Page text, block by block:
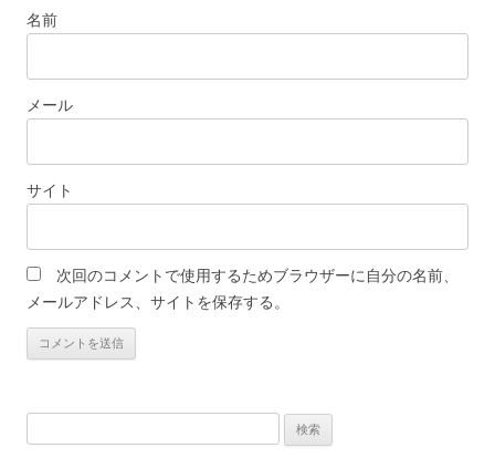
名前
メール
サイト
次回のコメントで使用するためブラウザーに自分の名前、
メールアドレス、サイトを保存する。